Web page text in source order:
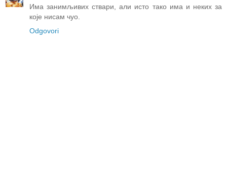
Има занимљивих ствари, али исто тако има и неких за
које нисам чуо.
Odgovori